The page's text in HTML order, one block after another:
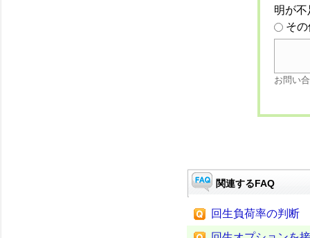
明が
そ
お問い
関連するFAQ
回生負荷率の判断